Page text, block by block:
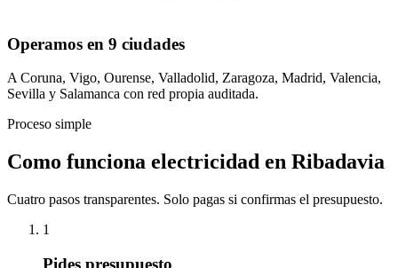
Operamos en 9 ciudades
A Coruna, Vigo, Ourense, Valladolid, Zaragoza, Madrid, Valencia,
Sevilla y Salamanca con red propia auditada.
Proceso simple
Como funciona electricidad en Ribadavia
Cuatro pasos transparentes. Solo pagas si confirmas el presupuesto.
1
Pides presupuesto